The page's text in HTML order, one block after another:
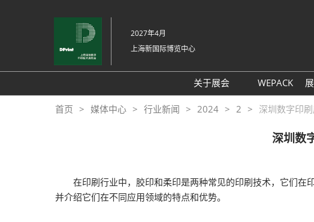
转
至
容
2027年4月
上海新国际博览中心
关于展会
展会介绍
展馆平面图
WEPACK
首页 媒体中心 行业新闻 2024 2 深圳数字印
深圳数
在印刷行业中，胶印和柔印是两种常见的印刷技术，它们在
并介绍它们在不同应用领域的特点和优势。